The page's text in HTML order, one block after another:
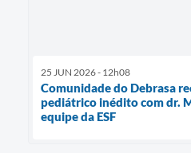
25 JUN 2026 - 12h08
Comunidade do Debrasa
pediátrico inédito com dr.
equipe da ESF